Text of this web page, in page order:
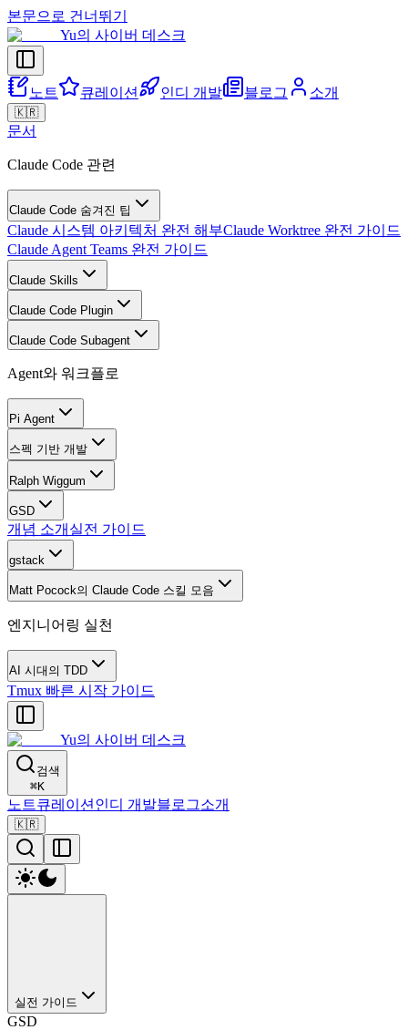
본문으로 건너뛰기
Yu의 사이버 데스크
노트 큐레이션 인디 개발 블로그 소개
🇰🇷
문서
Claude Code 관련
Claude Code 숨겨진 팁
Claude 시스템 아키텍처 완전 해부Claude Worktree 완전 가이드
Claude Agent Teams 완전 가이드
Claude Skills
Claude Code Plugin
Claude Code Subagent
Agent와 워크플로
Pi Agent
스펙 기반 개발
Ralph Wiggum
GSD
개념 소개 실전 가이드
gstack
Matt Pocock의 Claude Code 스킬 모음
엔지니어링 실천
AI 시대의 TDD
Tmux 빠른 시작 가이드
Yu의 사이버 데스크
검색
⌘K
노트큐레이션 인디 개발블로그소개
🇰🇷
실전 가이드
GSD